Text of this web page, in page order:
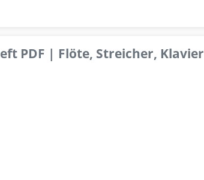
PDF | Flöte, Streicher, Klavier